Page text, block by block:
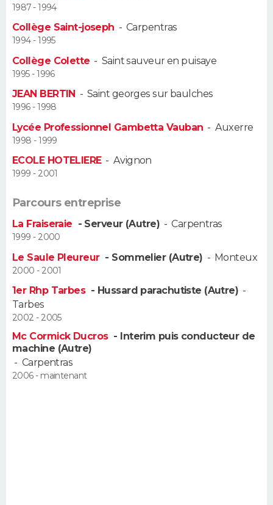
Alimentation
Guide de la santé
Maladies
Médicaments
Sommeil
VOYAGE
PHOTO
CARTE DE VOEUX
Carte de Noël
Carte Bonne année
Carte Saint-Valentin
Carte Pâques
Carte d'anniversaire
DICTIONNAIRE
PROGRAMME TV
COPAINS D'AVANT
AVIS DE DÉCÈS
Bricolage
Lifestyle
Culture
Sport
Auto
Television
Voyage
Cinema
1987 - 1994
Collège Saint-joseph -Carpentras
1994 - 1995
Collège Colette - Saint sauveur en puisaye
1995 - 1996
JEAN BERTIN -Saint georges sur baulches
1996 - 1998
Lycée Professionnel Gambetta Vauban - Auxerre
1998 - 1999
ECOLE HOTELIERE- Avignon
1999 - 2001
Parcours entreprise
La Fraiseraie - Serveur (Autre) -Carpentras
1999 - 2000
Le Saule Pleureur - Sommelier (Autre) - Monteux
2000 - 2001
1er Rhp Tarbes - Hussard parachutiste (Autre) -
Tarbes
2002 - 2005
Mc Cormick Ducros - Interim puis conducteur de
machine (Autre)
- Carpentras
2006 - maintenant